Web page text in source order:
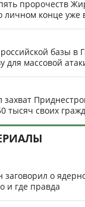
пророчеств
личном конце уже
базы в
для массовой
тысяч своих
о
и где правда